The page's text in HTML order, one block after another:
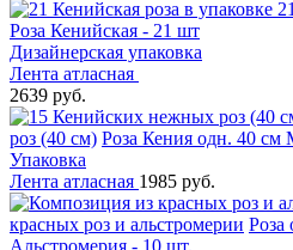
Роза Кенийская - 21 шт
Дизайнерская упаковка
Лента атласная
2639 руб.
роз (40 см) Роза Кения одн. 40 см
Упаковка
Лента атласная 1985 руб.
красных роз и альстромерии Роза
Альстромерия - 10 шт.